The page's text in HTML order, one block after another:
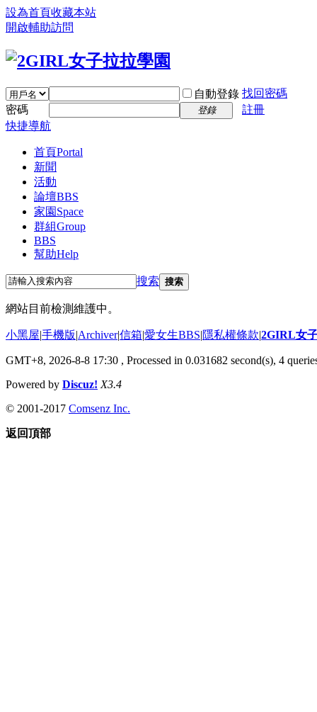
設為首頁收藏本站
開啟輔助訪問
自動登錄 找回密碼
密碼
登錄
註冊
快捷導航
首頁Portal
新聞
活動
論壇BBS
家園 Space
群組Group
BBS
幫助Help
搜索 搜索
網站目前檢測維護中。
小黑屋|手機版|Archiver|信箱|愛女生BBS|隱私權條款|2GIRL女
GMT+8, 2026-8-8 17:30 , Processed in 0.031682 second(s), 4
Powered by Discuz! X3.4
© 2001-2017 Comsenz Inc.
返回頂部